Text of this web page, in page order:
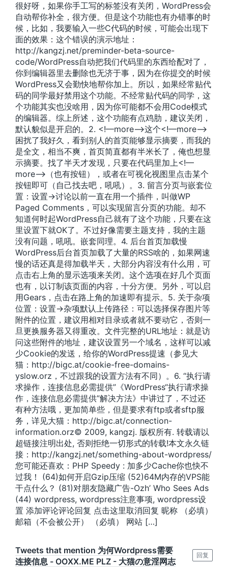
很好呀，如果你手工写的标签没有关闭，WordPress会
自动帮你补全，很方便。但是这个功能也有办错事的时
候，比如，我要输入一些C代码的时候，可能会出现下
面的效果：这个错误的演示地址：
http://kangzj.net/preminder-beta-source-
code/WordPress自动把我们代码里的东西给配对了，
你到编辑器里去删除也无济于事，因为在你提交的时候
WordPress又会勤快地帮你加上。所以，如果经常贴代
码的同学最好禁用这个功能。不经常贴代码的同学，这
个功能其实也没啥用，因为你可能都不会用Code模式
的编辑器。综上所述，这个功能有点鸡肋，建议关闭，
默认貌似是开启的。2. <!—more—>这个<!—more—>
困扰了我好久，看到别人的首页能够显示摘要，而我的
是全文，相当不爽，首页简直都有半米长了，俺也想显
示摘要。找了半天才发现，只要在代码里加上<!—
more—>（也有按钮），或者在可视化视图里点击某个
按钮即可（自己找去吧，吼吼）。3. 留言分页与嵌套位
置：设置->讨论以前一直在用一个插件，叫做WP
Paged Comments，可以实现留言分页的功能。却不
知道何时起WordPress自己就有了这个功能，只要在这
里设置下就OK了。不过好像需要主题支持，我的主题
没有问题，吼吼。嵌套同理。4. 后台首页加载慢
WordPress后台首页加载了大量的RSS啥的，如果网速
慢的话还真是得加载半天，大部分内容没有什么用，可
点击右上角的显示选项来关闭。这个选项在好几个页面
也有，以订制该页面的内容，十分方便。另外，可以启
用Gears，点击在路上角的加速即有提示。5. 关于杂项
位置：设置->杂项默认上传路径：可以选择保存图片等
附件的位置，建议用相对目录或者就不要动它，否则一
旦更换服务器又得重改。文件完整的URL地址：就是访
问这些附件的地址，建议设置另一个域名，这样可以减
少Cookie的发送，给你的WordPress提速（参见大
猫：http://bigc.at/cookie-free-domains-
yslow.orz，不过跟我的设置方法有不同）。6. “执行请
求操作，连接信息必需提供”《WordPress“执行请求操
作，连接信息必需提供”解决方法》中讲过了，不过还
有种方法哦，更加简单些，但是要求有ftp或者sftp服
务，详见大猫：http://bigc.at/connection-
information.orz© 2009, kangzj. 版权所有. 转载请以
超链接注明出处, 否则拒绝一切形式的转载!本文永久链
接：http://kangzj.net/something-about-wordpress/
您可能还喜欢：PHP Speedy : 加多少Cache你也快不
过我！ (64)如何开启Gzip压缩 (52)64M内存的VPS能
干点什么？ (81)对朋友隐藏广告-Ozh’ Who Sees Ads
(44) wordpress, wordpress注意事项, wordpress设
置 添加评论评论回复 点击这里取消回复 昵称 （必填）
邮箱（不会被公开） （必填） 网站 […]
Tweets that mention 为何Wordpress需要
连接信息 - OOXX.ME PLZ - 大猫の意淫网志
回复